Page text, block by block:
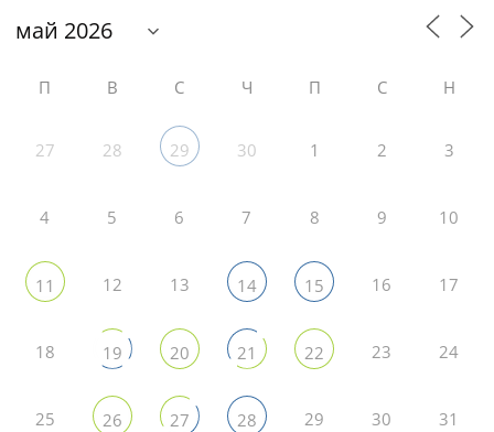
П В С Ч П С Н
27 28 29 30 1 2 3
4 5 6 7 8 9 10
11 12 13 14 15 16 17
18 19 20 21 22 23 24
25 26 27 28 29 30 31